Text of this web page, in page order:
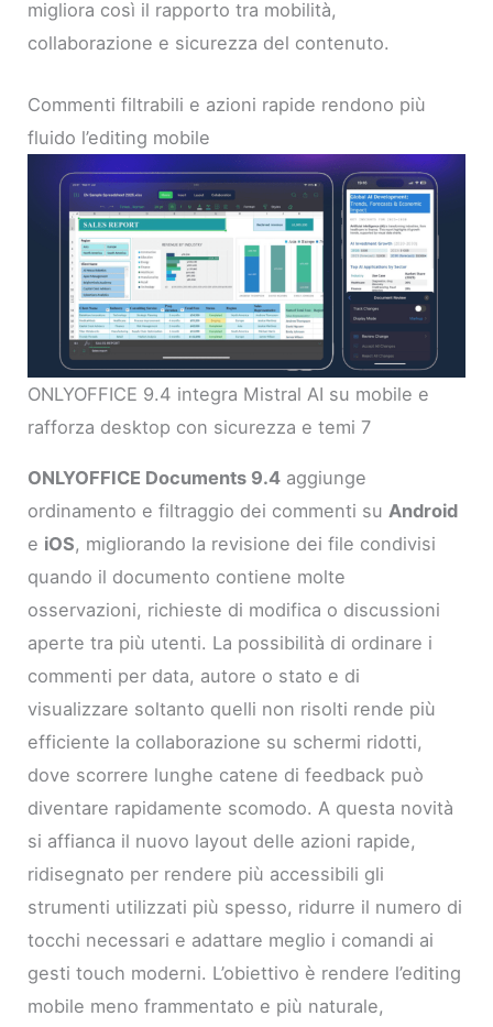
migliora così il rapporto tra mobilità,
collaborazione e sicurezza del contenuto.
Commenti filtrabili e azioni rapide rendono più
fluido l’editing mobile
ONLYOFFICE 9.4 integra Mistral AI su mobile e
rafforza desktop con sicurezza e temi 7
ONLYOFFICE Documents 9.4 aggiunge
ordinamento e filtraggio dei commenti suAndroid
e iOS, migliorando la revisione dei file condivisi
quando il documento contiene molte
osservazioni, richieste di modifica o discussioni
aperte tra più utenti. La possibilità di ordinare i
commenti per data, autore o stato e di
visualizzare soltanto quelli non risolti rende più
efficiente la collaborazione su schermi ridotti,
dove scorrere lunghe catene di feedback può
diventare rapidamente scomodo. A questa novità
si affianca il nuovo layout delle azioni rapide,
ridisegnato per rendere più accessibili gli
strumenti utilizzati più spesso, ridurre il numero di
tocchi necessari e adattare meglio i comandi ai
gesti touch moderni. L’obiettivo è rendere l’editing
mobile meno frammentato e più naturale,